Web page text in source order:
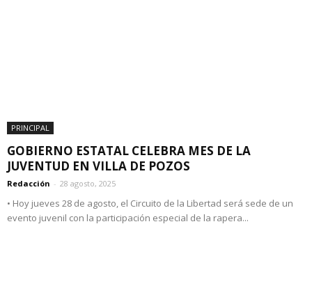
PRINCIPAL
GOBIERNO ESTATAL CELEBRA MES DE LA
JUVENTUD EN VILLA DE POZOS
Redacción - 28 agosto, 2025
• Hoy jueves 28 de agosto, el Circuito de la Libertad será sede de un
evento juvenil con la participación especial de la rapera...